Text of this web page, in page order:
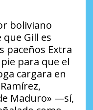
boliviano
que Gill es
paceños Extra
para que el
cargara en
Maduro» —sí,